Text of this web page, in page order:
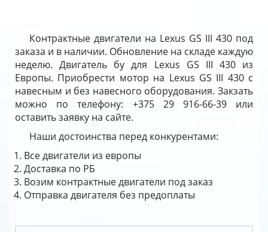
Контрактные двигатели на Lexus GS III 430 под
заказа и в наличии. Обновление на складе каждую
неделю. Двигатель бу для Lexus GS III 430 из
Европы. Приобрести мотор на Lexus GS III 430 с
навесным и без навесного оборудования. Закзать
можно по телефону: +375 29 916-66-39 или
оставить заявку на сайте.
Наши достоинства перед конкурентами:
Все двигатели из европы
Доставка по РБ
Возим контрактные двигатели под заказ
Отправка двигателя без предоплаты